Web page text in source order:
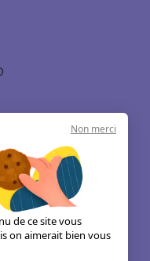
Non merci
de ce site vous
on aimerait bien vous